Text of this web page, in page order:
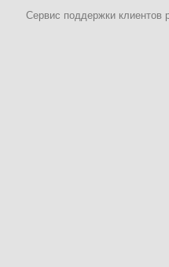
Сервис поддержки клиентов